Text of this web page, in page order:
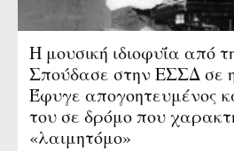
Η μουσική ιδιοφυΐα από
Σπούδασε στην ΕΣΣΔ σε
Έφυγε απογοητευμένος
του σε δρόμο που
«λαιμητόμο»